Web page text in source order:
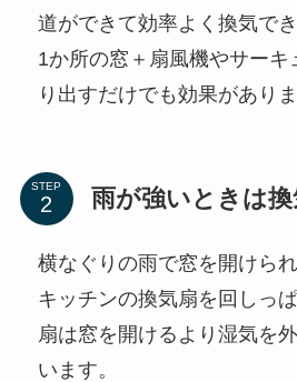
道ができて効率よく換気で
1か所の窓＋扇風機やサーキ
り出すだけでも効果がありま
STEP 雨が強いときは
横なぐりの雨で窓を開けら
キッチンの換気扇を回しっ
扇は窓を開けるより湿気を
います。